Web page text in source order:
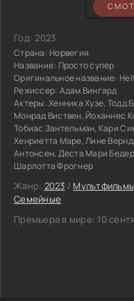
Год:2023
Страна: Норвегия
Название: Просто супер
Оригинальное название:
Режиссер: Адам Вингард
Актеры:Хенника Хузе, Тодд
Монрад Виствен, Йоханнес
Тобиас Зантельман, Кари
Хенриетта Маре, Лине
Антонсен, Деста Мари
Шарлотта Фрогнер
Жанр: 2023 / Мультфильмы
Семейные
Премьера в мире: 10